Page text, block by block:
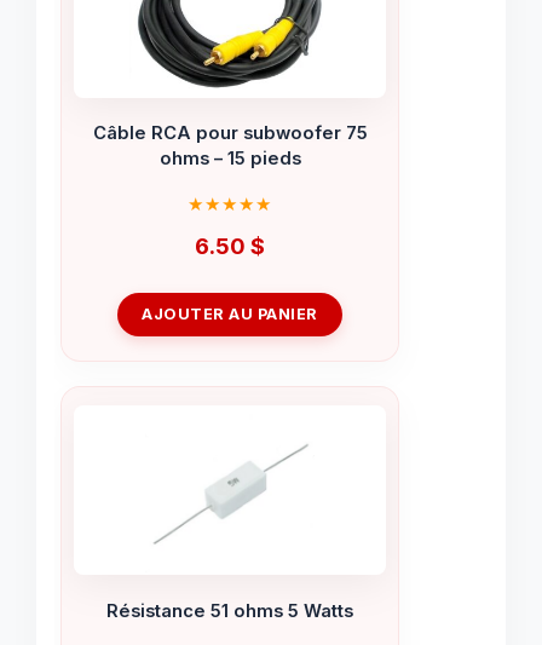
Câble RCA pour subwoofer 75
ohms – 15 pieds
6.50 $
AJOUTER AU PANIER
Résistance 51 ohms 5 Watts